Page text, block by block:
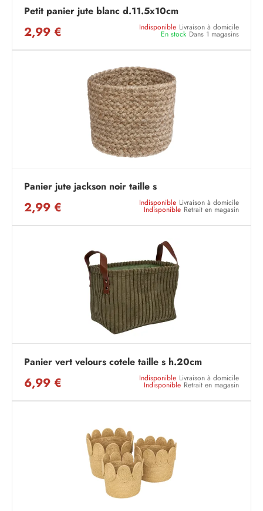
Petit panier jute blanc d.11.5x10cm
2,99 € Indisponible Livraison à domicile
En stock Dans 1 magasins
Panier jute jackson noir taille s
2,99 € Indisponible Livraison à domicile
Indisponible Retrait en magasin
Panier vert velours cotele taille s h.20cm
6,99 € Indisponible Livraison à domicile
Indisponible Retrait en magasin